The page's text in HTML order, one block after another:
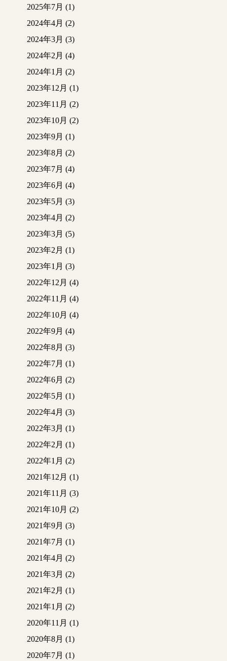
2025年7月 (1)
2024年4月 (2)
2024年3月 (3)
2024年2月 (4)
2024年1月 (2)
2023年12月 (1)
2023年11月 (2)
2023年10月 (2)
2023年9月 (1)
2023年8月 (2)
2023年7月 (4)
2023年6月 (4)
2023年5月 (3)
2023年4月 (2)
2023年3月 (5)
2023年2月 (1)
2023年1月 (3)
2022年12月 (4)
2022年11月 (4)
2022年10月 (4)
2022年9月 (4)
2022年8月 (3)
2022年7月 (1)
2022年6月 (2)
2022年5月 (1)
2022年4月 (3)
2022年3月 (1)
2022年2月 (1)
2022年1月 (2)
2021年12月 (1)
2021年11月 (3)
2021年10月 (2)
2021年9月 (3)
2021年7月 (1)
2021年4月 (2)
2021年3月 (2)
2021年2月 (1)
2021年1月 (2)
2020年11月 (1)
2020年8月 (1)
2020年7月 (1)